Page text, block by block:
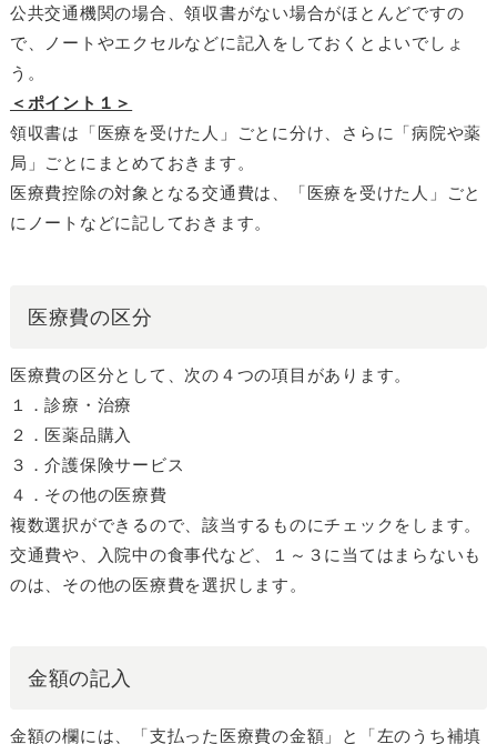
公共交通機関の場合、領収書がない場合がほとんどですの
で、ノートやエクセルなどに記入をしておくとよいでしょ
う。
＜ポイント１＞
領収書は「医療を受けた人」ごとに分け、さらに「病院や薬
局」ごとにまとめておきます。
医療費控除の対象となる交通費は、「医療を受けた人」ごと
にノートなどに記しておきます。
医療費の区分
医療費の区分として、次の４つの項目があります。
１．診療・治療
２．医薬品購入
３．介護保険サービス
４．その他の医療費
複数選択ができるので、該当するものにチェックをします。
交通費や、入院中の食事代など、１～３に当てはまらないも
のは、その他の医療費を選択します。
金額の記入
金額の欄には、「支払った医療費の金額」と「左のうち補填